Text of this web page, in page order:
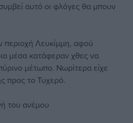
αυτό οι φλόγες θα μπουν
περιοχή Λευκίμμη, αφού
μέσα κατάφεραν χθες να
μέτωπο. Νωρίτερα είχε
προς το Τυχερό.
του ανέμου